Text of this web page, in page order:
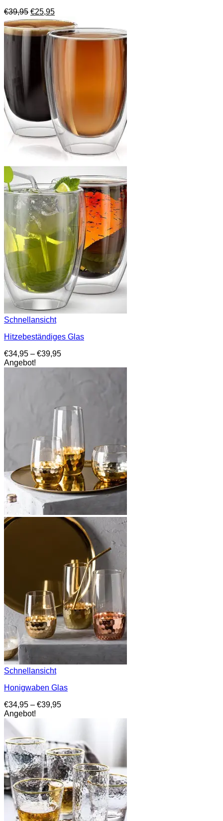
€39,95 Ursprünglicher
Preis
war:
€39,95
€25,95Aktueller
Preis
ist:
€25,95.
Schnellansicht
Hitzebeständiges Glas
€34,95 – €39,95Preisspanne:
Angebot!
Schnellansicht
Honigwaben Glas
€34,95 – €39,95Preisspanne:
Angebot!